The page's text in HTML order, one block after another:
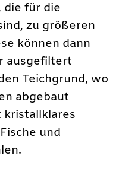
die für die
zu größeren
können dann
ausgefiltert
Teichgrund, wo
abgebaut
kristallklares
und